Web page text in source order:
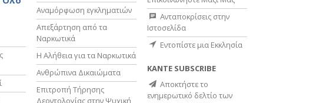
Αναμόρφωση εγκληματιών
Απεξάρτηση από τα
Ναρκωτικά
Η Αλήθεια για τα Ναρκωτικά
Ανθρώπινα Δικαιώματα
Επιτροπή Τήρησης
Δεοντολογίας στην Ψυχική
Ανταποκρίσεις στην
Ιστοσελίδα
Εντοπίστε μια Εκκλησία
ΚΑΝΤΕ SUBSCRIBE
Αποκτήστε το
ενημερωτικό δελτίο των